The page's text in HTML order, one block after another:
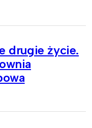
drugie życie.